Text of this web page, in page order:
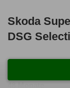
Skoda
DSG